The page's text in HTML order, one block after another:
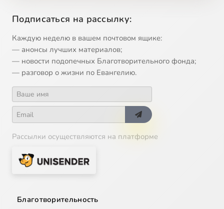
14 Икона Божией Матери 'Утоли моя печали'
15 Икона Божией Матери Донская
17
18 Иларион Великий, преподобный
Подписаться на рассылку:
Каждую неделю в вашем почтовом ящике:
— анонсы лучших материалов;
— новости подопечных Благотворительного фонда;
— разговор о жизни по Евангелию.
Рассылки осуществляются на платформе
Благотворительность